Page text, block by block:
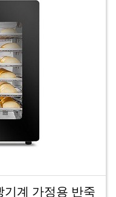
계 가정용 반죽